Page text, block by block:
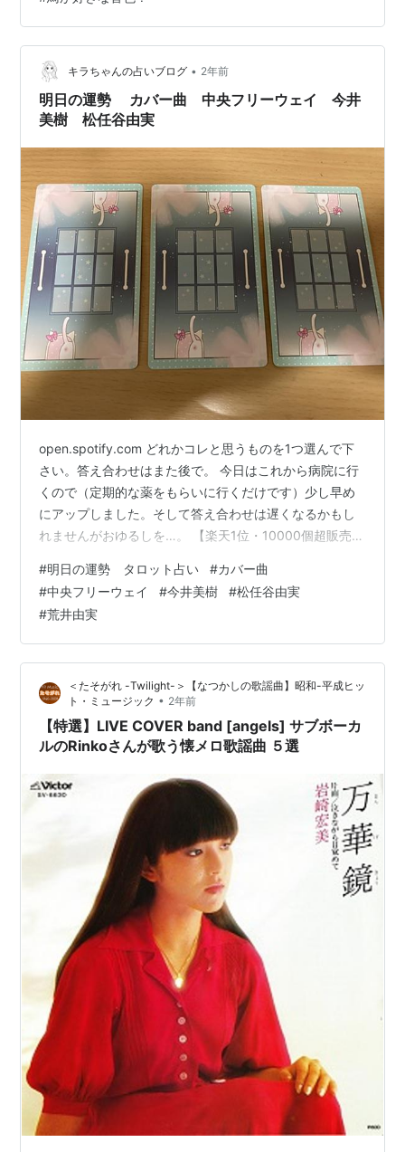
強くて かまってちゃん… かまってほしいと 心臓止まり
そ…
キラちゃんの占いブログ • 2年前
明日の運勢 カバー曲 中央フリーウェイ 今井
美樹 松任谷由実
open.spotify.com どれかコレと思うものを1つ選んで下
さい。答え合わせはまた後で。 今日はこれから病院に行
くので（定期的な薬をもらいに行くだけです）少し早め
にアップしました。そして答え合わせは遅くなるかもし
れませんがおゆるしを…。 【楽天1位・10000個超販売実
使わない ミニ観葉植物 小さい 室内 育てやすい ハイドロ
カルチャー おしゃれ 本物 卓上 デスク 玄関 トイレ イン
テリア ギフト お祝い 開業祝い 母の日 風水に良い 縁起の
良い価格：7,980円（税込、送料無料) (2024/7/21時点)
【限定10倍…
#明日の運勢 タロット占い #カバー曲
#中央フリーウェイ #今井美樹 #松任谷由実
#荒井由実
＜たそがれ -Twilight-＞【なつかしの歌謡曲】昭和-平成ヒッ
ト・ミュージック • 2年前
【特選】LIVE COVER band [angels] サブボーカ
ルのRinkoさんが歌う懐メロ歌謡曲 ５選